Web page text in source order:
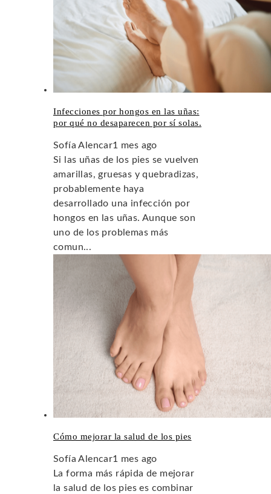
Infecciones por hongos en las uñas:
por qué no desaparecen por sí solas.
Sofía Alencar1 mes ago
Si las uñas de los pies se vuelven
amarillas, gruesas y quebradizas,
probablemente haya
desarrollado una infección por
hongos en las uñas. Aunque son
uno de los problemas más
comun...
Cómo mejorar la salud de los pies
Sofía Alencar1 mes ago
La forma más rápida de mejorar
la salud de los pies es combinar